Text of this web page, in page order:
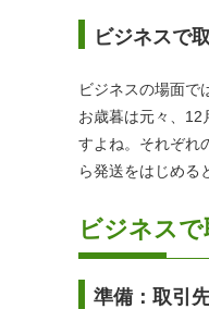
ビジネスで
ビジネスの場面で
お歳暮は元々、12
すよね。それぞれ
ら発送をはじめる
ビジネス
準備：取引